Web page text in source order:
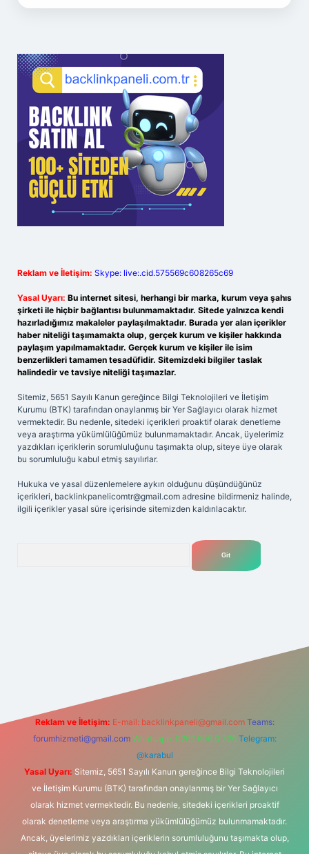
Reklam ve İletişim: Skype: live:.cid.575569c608265c69
Yasal Uyarı: Bu internet sitesi, herhangi bir marka, kurum veya şahıs
şirketi ile hiçbir bağlantısı bulunmamaktadır. Sitede yalnızca kendi
hazırladığımız makaleler paylaşılmaktadır. Burada yer alan içerikler
haber niteliği taşımamakta olup, gerçek kurum ve kişiler hakkında
paylaşım yapılmamaktadır. Gerçek kurum ve kişiler ile isim
benzerlikleri tamamen tesadüfidir. Sitemizdeki bilgiler taslak
halindedir ve tavsiye niteliği taşımazlar.
Sitemiz, 5651 Sayılı Kanun gereğince Bilgi Teknolojileri ve İletişim
Kurumu (BTK) tarafından onaylanmış bir Yer Sağlayıcı olarak hizmet
vermektedir. Bu nedenle, sitedeki içerikleri proaktif olarak denetleme
veya araştırma yükümlülüğümüz bulunmamaktadır. Ancak, üyelerimiz
yazdıkları içeriklerin sorumluluğunu taşımakta olup, siteye üye olarak
bu sorumluluğu kabul etmiş sayılırlar.
Hukuka ve yasal düzenlemelere aykırı olduğunu düşündüğünüz
içerikleri, backlinkpanelicomtr@gmail.com adresine bildirmeniz halinde,
ilgili içerikler yasal süre içerisinde sitemizden kaldırılacaktır.
Reklam ve İletişim: E-mail: backlinkpaneli@gmail.com Teams:
forumhizmeti@gmail.com Whatsapp: 0262 606 0 726 Telegram:
@karabul
Yasal Uyarı: Sitemiz, 5651 Sayılı Kanun gereğince Bilgi Teknolojileri
ve İletişim Kurumu (BTK) tarafından onaylanmış bir Yer Sağlayıcı
olarak hizmet vermektedir. Bu nedenle, sitedeki içerikleri proaktif
olarak denetleme veya araştırma yükümlülüğümüz bulunmamaktadır.
Ancak, üyelerimiz yazdıkları içeriklerin sorumluluğunu taşımakta olup,